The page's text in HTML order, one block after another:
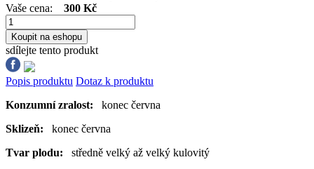
Vaše cena: 300 Kč
Koupit na eshopu
sdílejte tento produkt
Popis produktu Dotaz k produktu
Konzumní zralost: konec června
Sklizeň: konec června
Tvar plodu: středně velký až velký kulovitý